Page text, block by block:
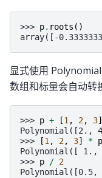
>>> p. roots ()
array([-
显式使用
数组和标量会自动转
>>> p + [1, 2, 3]
Polynomial([2.,
>>>
[1, 2, 3] * p
Polynomial([
>>> p / 2